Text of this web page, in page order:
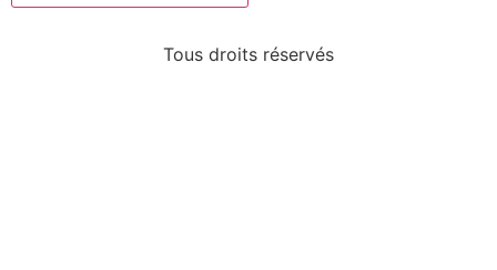
Tous droits réservés